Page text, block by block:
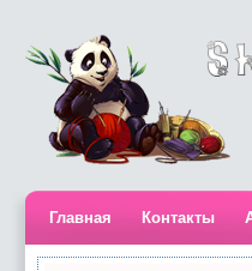
Главная Контакты